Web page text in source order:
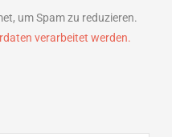
um Spam zu reduzieren.
verarbeitet werden.